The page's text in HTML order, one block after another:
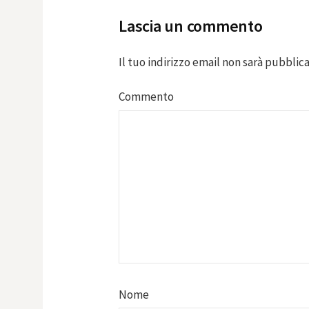
Lascia un commento
Il tuo indirizzo email non sarà
Commento
Nome